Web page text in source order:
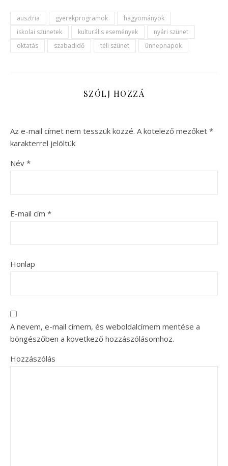
ausztria gyerekprogramok
hagyományok
iskolai szünetek
kulturális események
nyári szünet
oktatás
szabadidő téli szünet ünnepnapok
SZÓLJ HOZZÁ
Az e-mail címet nem tesszük közzé. A kötelező mezőket *
karakterrel jelöltük
Név *
E-mail cím *
Honlap
A nevem, e-mail címem, és weboldalcímem mentése a
böngészőben a következő hozzászólásomhoz.
Hozzászólás